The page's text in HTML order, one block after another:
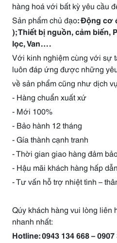
hàng hoá với bất kỳ yêu cầu
Sản phẩm chủ đạo: Động cơ
); Thiết bị nguồn, cảm biến,
lọc, Van….
Với kinh nghiệm cùng với sự
luôn đáp ứng được những
về sản phẩm cũng như dịch
- Hàng chuẩn xuất xứ
- Mới 100%
- Bảo hành 12 tháng
- Gía thành cạnh tranh
- Thời gian giao hàng đảm
- Hậu mãi khách hàng hấp dẫn
- Tư vấn hỗ trợ nhiệt tình –
Qúy khách hàng vui lòng liên
nhanh nhất:
Hotline: 0943 134 668 – 0907